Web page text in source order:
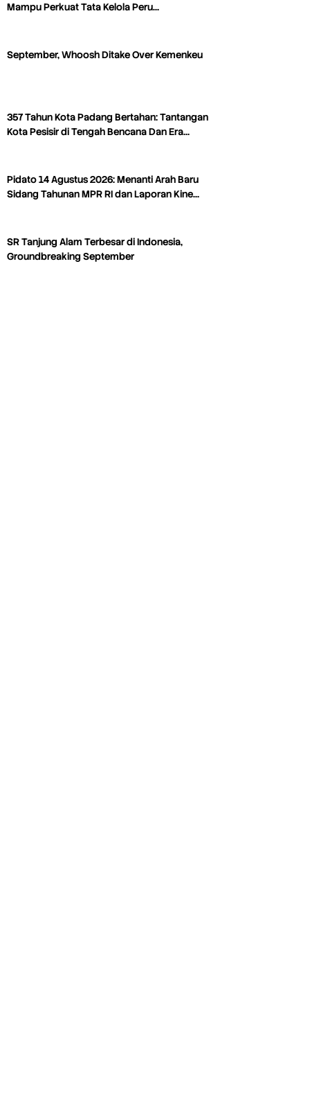
Mampu Perkuat Tata Kelola Peru…
September, Whoosh Ditake Over Kemenkeu
357 Tahun Kota Padang Bertahan: Tantangan
Kota Pesisir di Tengah Bencana Dan Era…
Pidato 14 Agustus 2026: Menanti Arah Baru
Sidang Tahunan MPR RI dan Laporan Kine…
SR Tanjung Alam Terbesar di Indonesia,
Groundbreaking September